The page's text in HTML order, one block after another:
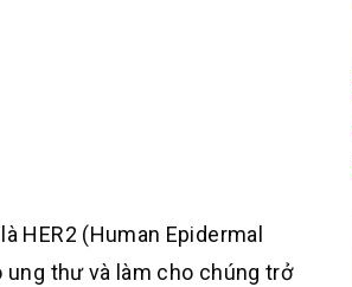
HER2 (Human Epidermal
thư và làm cho chúng trở